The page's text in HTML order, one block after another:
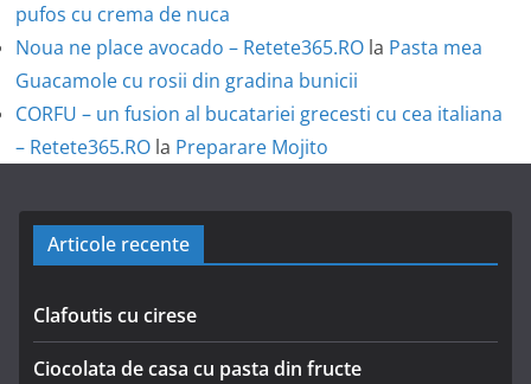
pufos cu crema de nuca
Noua ne place avocado – Retete365.RO la Pasta mea
Guacamole cu rosii din gradina bunicii
CORFU – un fusion al bucatariei grecesti cu cea italiana
– Retete365.RO la Preparare Mojito
Articole recente
Clafoutis cu cirese
Ciocolata de casa cu pasta din fructe